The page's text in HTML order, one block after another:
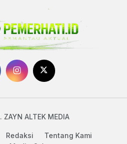
ZAYN ALTEK MEDIA
Redaksi
Tentang Kami